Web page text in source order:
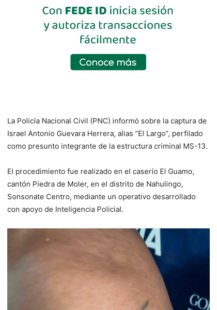
La Policía Nacional Civil (PNC) informó sobre la captura de
Israel Antonio Guevara Herrera, alias “El Largo”, perfilado
como presunto integrante de la estructura criminal MS-13.
El procedimiento fue realizado en el caserío El Guamo,
cantón Piedra de Moler, en el distrito de Nahulingo,
Sonsonate Centro, mediante un operativo desarrollado
con apoyo de Inteligencia Policial.